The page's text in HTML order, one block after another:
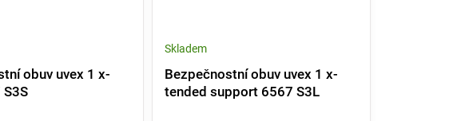
obuv uvex 1 x-
Bezpečnostní obuv uvex 1 x-
tended support 6567 S3L
Skladem